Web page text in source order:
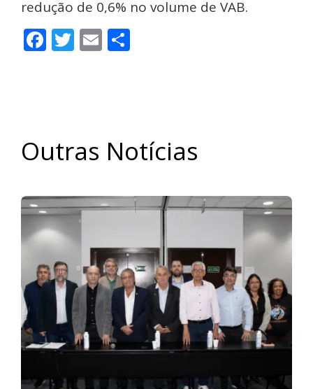
redução de 0,6% no volume de VAB.
Facebook
Twitter
Email
Outras Notícias